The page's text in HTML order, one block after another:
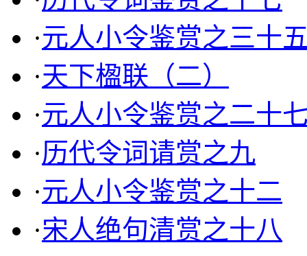
·元人小令鉴赏之三十
·天下楹联（二）
·元人小令鉴赏之二十
·历代令词请赏之九
·元人小令鉴赏之十二
·宋人绝句清赏之十八